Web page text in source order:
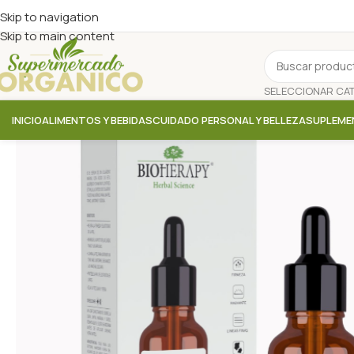
Skip to navigation
Skip to main content
INICIOALIMENTOS Y BEBIDASCUIDADO PERSONAL Y BELLEZA